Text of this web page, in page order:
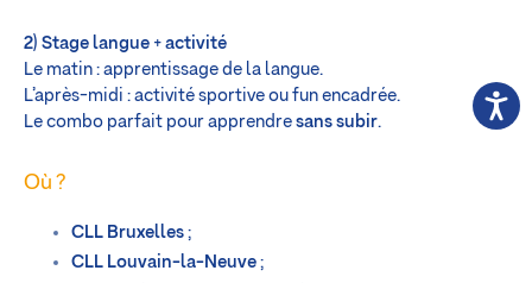
2) Stage langue + activité
Le matin : apprentissage de la langue.
L’après-midi : activité sportive ou fun encadrée.
Le combo parfait pour apprendre sans subir.
Où ?
CLL Bruxelles ;
CLL Louvain-la-Neuve ;